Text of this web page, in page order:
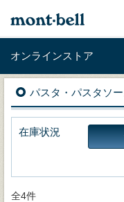
オンラインストア
パスタ・パスタソー
在庫状況
全4件